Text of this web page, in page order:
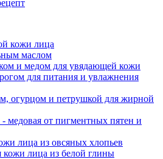
кожи лица
маслом
и медом для увядающей кожи
для питания и увлажнения
огурцом и петрушкой для жирной
медовая от пигментных пятен и
лица из овсяных хлопьев
лица из белой глины